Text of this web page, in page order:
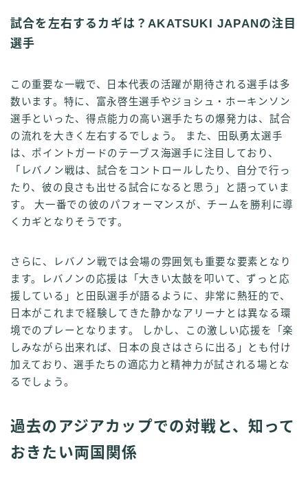
試合を左右するカギは？AKATSUKI JAPANの注目
選手
この重要な一戦で、日本代表の活躍が期待される選手は多
数います。特に、富永啓生選手やジョシュ・ホーキンソン
選手といった、得点能力の高い選手たちの爆発力は、試合
の流れを大きく左右するでしょう。 また、田臥勇太選手
は、ポイントガードのテーブス海選手に注目しており、
「レバノン戦は、試合をコントロールしたり、自分で行っ
たり、彼の良さも出せる試合になると思う」と語っていま
す。 大一番での彼のパフォーマンスが、チームを勝利に導
くカギとなりそうです。
さらに、レバノン戦では会場の雰囲気も重要な要素となり
ます。レバノンの応援は「大きい太鼓を叩いて、ずっと応
援している」と田臥選手が語るように、非常に熱狂的で、
日本がこれまで経験してきた静かなアリーナとは異なる環
境でのプレーとなります。 しかし、この激しい応援を「楽
しみながら出来れば、日本の良さはさらに出る」とも付け
加えており、選手たちの適応力と精神力が試される場とな
るでしょう。
過去のアジアカップでの対戦と、知って
おきたい両国関係